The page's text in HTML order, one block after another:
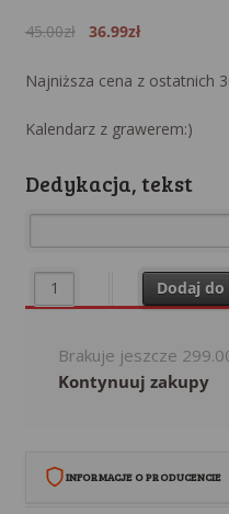
45.00zł
Original
was:
36.99złCurrent
is:
Najniższa cena z ostatnich
Kalendarz z grawerem:)
Dedykacja, tekst
ilość Kalendarz Dodaj
Brakuje jeszcze
Kontynuuj zakupy
INFORMACJE O PRODUCENCIE